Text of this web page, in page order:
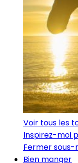
Voir tous les
Inspirez-moi
Fermer sous-
Bien manger